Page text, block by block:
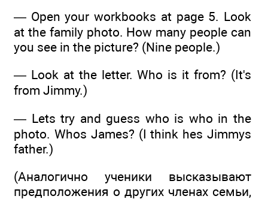
— Open your workbooks at page 5. Look
at the family photo. How many people can
you see in the picture? (Nine people.)
— Look at the letter. Who is it from? (It's
from Jimmy.)
— Lets try and guess who is who in the
photo. Whos James? (I think hes Jimmys
father.)
(Аналогично ученики высказывают
предположения о других членах семьи,